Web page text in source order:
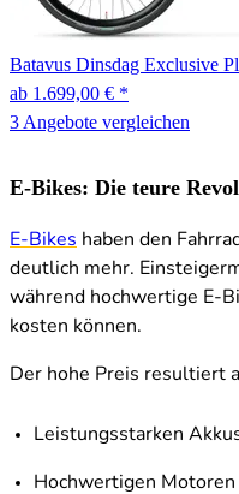
Batavus Dinsdag Exclusive
ab 1.699,00 € *
3 Angebote vergleichen
E-Bikes: Die teure
E-Bikes haben den
deutlich mehr.
während hochwertige E-
kosten können.
Der hohe Preis resultiert
Leistungsstarken
Hochwertigen Motoren